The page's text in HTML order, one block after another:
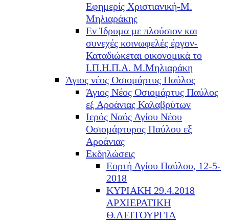
Εφημερίς Χριστιανική-Μ.
Μηλιαράκης
Εν Ίδρυμα με πλούσιον και
συνεχές κοινωφελές έργον-
Καταδιώκεται οικονομικά το
Ι.Π.Η.Π.Α. Μ.Μηλιαράκη
Άγιος νέος Οσιομάρτυς Παύλος
Άγιος Νέος Οσιομάρτυς Παύλος
εξ Αροάνιας Καλαβρύτων
Ιερός Ναός Αγίου Νέου
Οσιομάρτυρος Παύλου εξ
Αροάνιας
Εκδηλώσεις
Εορτή Αγίου Παύλου, 12-5-
2018
ΚΥΡΙΑΚΗ 29.4.2018
ΑΡΧΙΕΡΑΤΙΚΗ
Θ.ΛΕΙΤΟΥΡΓΙΑ